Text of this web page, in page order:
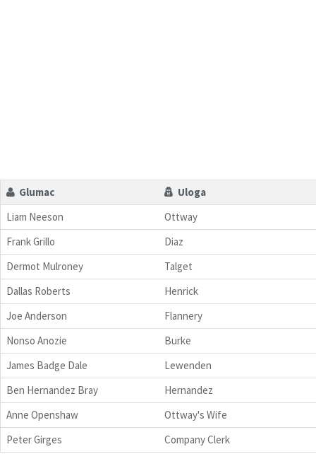
Glumac
Uloga
Liam Neeson
Ottway
Frank Grillo
Diaz
Dermot Mulroney
Talget
Dallas Roberts
Henrick
Joe Anderson
Flannery
Nonso Anozie
Burke
James Badge Dale
Lewenden
Ben Hernandez Bray
Hernandez
Anne Openshaw
Ottway's Wife
Peter Girges
Company Clerk